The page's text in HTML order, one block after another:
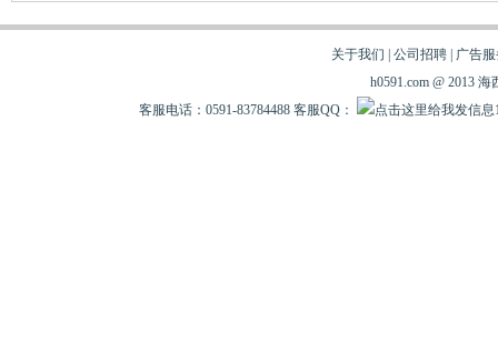
关于我们 公司招聘
广告
h0591.com @ 2013
客服电话：0591-83784488 客服QQ：